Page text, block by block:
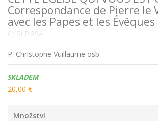
Correspondance de Pierre le
avec les Papes et les Évêques
č.: SLPl394
P. Christophe Vuillaume osb
Dostupnost:
SKLADEM
20,00 €
Množství